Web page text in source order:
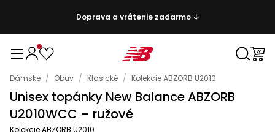
Doprava a vrátenie zadarmo ↓
Dámske / Obuv / Klasické / Kolekcie ABZORB U2010
Unisex topánky New Balance ABZORB
U2010WCC – ružové
Kolekcie ABZORB U2010